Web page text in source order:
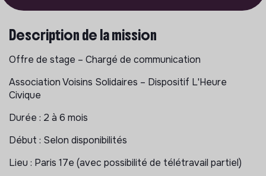
Description de la mission
Offre de stage – Chargé de communication
Association Voisins Solidaires – Dispositif L'Heure
Civique
Durée : 2 à 6 mois
Début : Selon disponibilités
Lieu : Paris 17e (avec possibilité de télétravail partiel)